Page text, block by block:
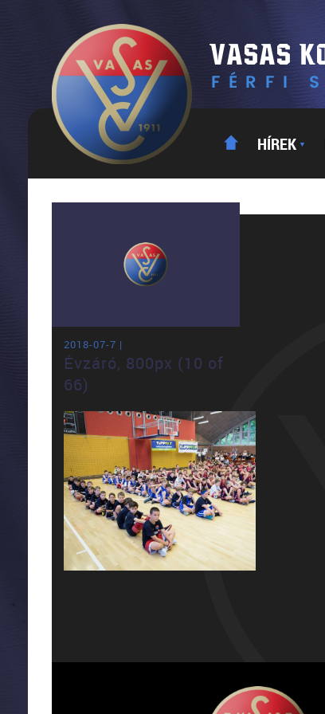
HÍREK ▼
2018-07-7 |
Évzáró, 800px (10 of
66)